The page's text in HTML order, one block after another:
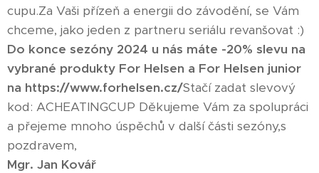
cupu.Za Vaši přízeň a energii do závodění, se Vám
chceme, jako jeden z partneru seriálu revanšovat :)
Do konce sezóny 2024 u nás máte -20% slevu na
vybrané produkty For Helsen a For Helsen junior
na https://www.forhelsen.cz/Stačí zadat slevový
kod: ACHEATINGCUP Děkujeme Vám za spolupráci
a přejeme mnoho úspěchů v další části sezóny,s
pozdravem,
Mgr. Jan Kovář